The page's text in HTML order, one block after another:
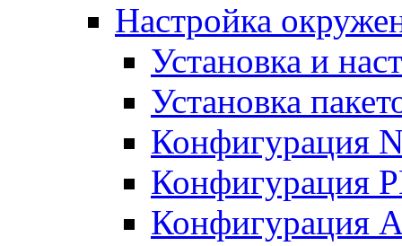
Настройка
Установка и
Установка
Конфигурация
Конфигурация
Конфигурация